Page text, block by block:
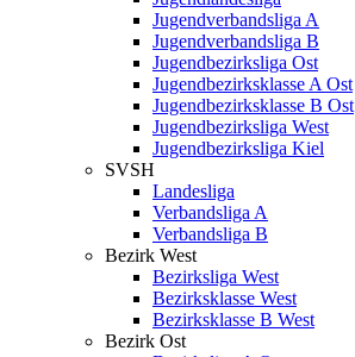
Jugendverbandsliga A
Jugendverbandsliga B
Jugendbezirksliga Ost
Jugendbezirksklasse A Ost
Jugendbezirksklasse B Ost
Jugendbezirksliga West
Jugendbezirksliga Kiel
SVSH
Landesliga
Verbandsliga A
Verbandsliga B
Bezirk West
Bezirksliga West
Bezirksklasse West
Bezirksklasse B West
Bezirk Ost